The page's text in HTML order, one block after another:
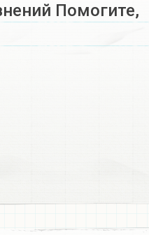
Помогите,